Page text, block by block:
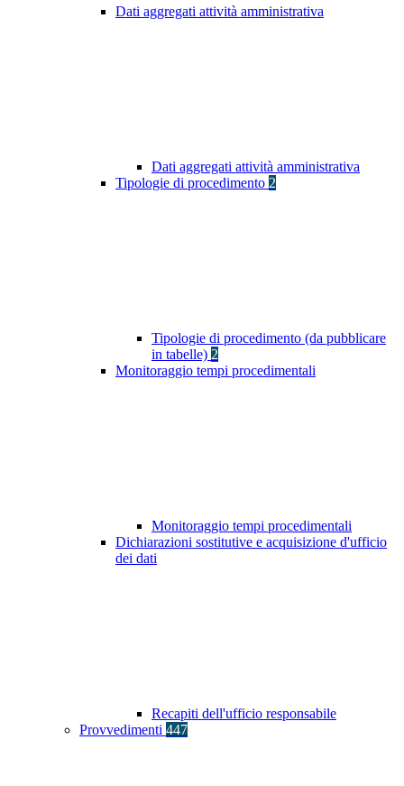
Dati aggregati attività amministrativa
Dati aggregati attività amministrativa
Tipologie di procedimento 2
Tipologie di procedimento (da pubblicare
in tabelle) 2
Monitoraggio tempi procedimentali
Monitoraggio tempi procedimentali
Dichiarazioni sostitutive e acquisizione d'ufficio
dei dati
Recapiti dell'ufficio responsabile
Provvedimenti 447